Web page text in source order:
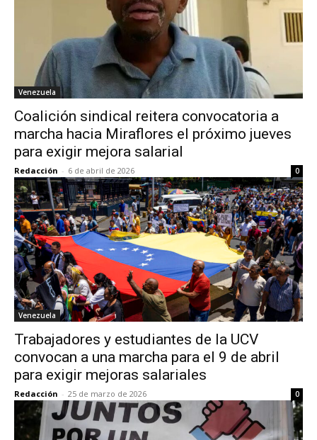
Venezuela
Coalición sindical reitera convocatoria a
marcha hacia Miraflores el próximo jueves
para exigir mejora salarial
Redacción - 6 de abril de 2026 0
Venezuela
Trabajadores y estudiantes de la UCV
convocan a una marcha para el 9 de abril
para exigir mejoras salariales
Redacción - 25 de marzo de 2026 0